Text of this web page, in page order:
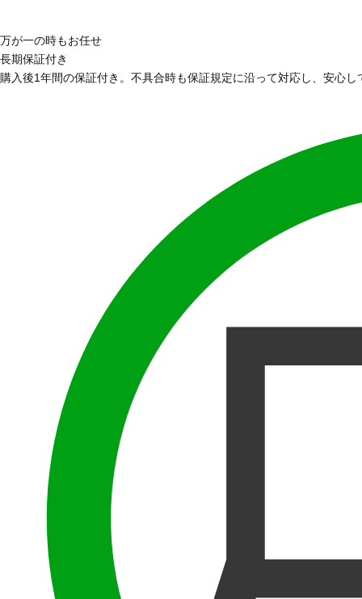
万が一の時もお任せ
長期保証付き
購入後1年間の保証付き。不具合時も保証規定に沿って対応し、安心